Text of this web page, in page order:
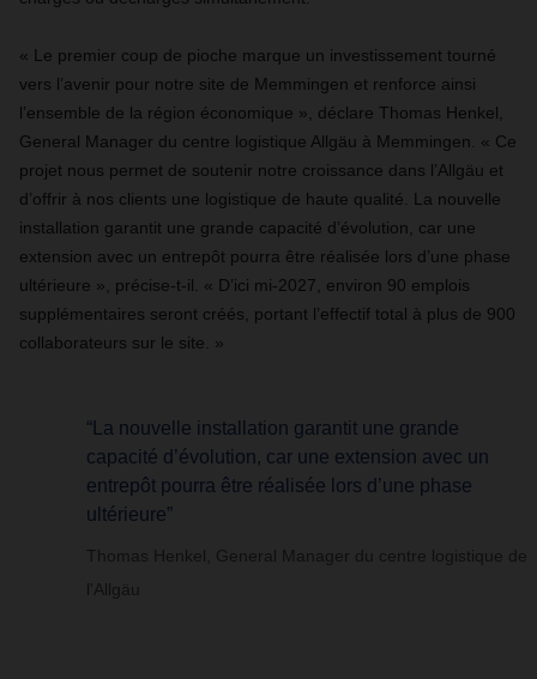
« Le premier coup de pioche marque un investissement tourné
vers l’avenir pour notre site de Memmingen et renforce ainsi
l’ensemble de la région économique », déclare Thomas Henkel,
General Manager du centre logistique Allgäu à Memmingen. « Ce
projet nous permet de soutenir notre croissance dans l’Allgäu et
d’offrir à nos clients une logistique de haute qualité. La nouvelle
installation garantit une grande capacité d’évolution, car une
extension avec un entrepôt pourra être réalisée lors d’une phase
ultérieure », précise-t-il. « D’ici mi-2027, environ 90 emplois
supplémentaires seront créés, portant l’effectif total à plus de 900
collaborateurs sur le site. »
“La nouvelle installation garantit une grande
capacité d’évolution, car une extension avec un
entrepôt pourra être réalisée lors d’une phase
ultérieure”
Thomas Henkel, General Manager du centre logistique de
l'Allgäu